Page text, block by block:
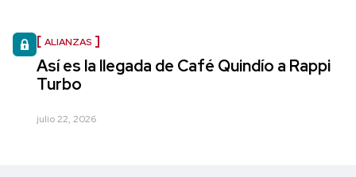
ALIANZAS
Así es la llegada de Café Quindío a Rappi
Turbo
julio 22, 2026